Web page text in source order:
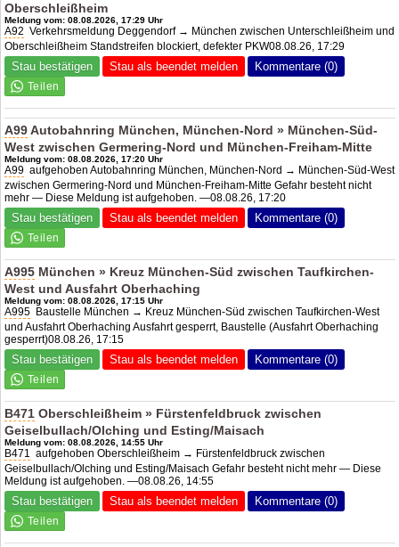
Oberschleißheim
Meldung vom: 08.08.2026, 17:29 Uhr
A92 Verkehrsmeldung Deggendorf → München zwischen Unterschleißheim und
Oberschleißheim Standstreifen blockiert, defekter PKW08.08.26, 17:29
Stau bestätigen Stau als beendet melden Kommentare (0)
A99Autobahnring München, München-Nord » München-Süd-
West zwischen Germering-Nord und München-Freiham-Mitte
Meldung vom: 08.08.2026, 17:20 Uhr
A99 aufgehoben Autobahnring München, München-Nord → München-Süd-West
zwischen Germering-Nord und München-Freiham-Mitte Gefahr besteht nicht
mehr — Diese Meldung ist aufgehoben. —08.08.26, 17:20
Stau bestätigen Stau als beendet melden Kommentare (0)
A995 München » Kreuz München-Süd zwischen Taufkirchen-
West und Ausfahrt Oberhaching
Meldung vom: 08.08.2026, 17:15 Uhr
A995 Baustelle München → Kreuz München-Süd zwischen Taufkirchen-West
und Ausfahrt Oberhaching Ausfahrt gesperrt, Baustelle (Ausfahrt Oberhaching
gesperrt)08.08.26, 17:15
Stau bestätigen Stau als beendet melden Kommentare (0)
B471 Oberschleißheim » Fürstenfeldbruck zwischen
Geiselbullach/Olching und Esting/Maisach
Meldung vom: 08.08.2026, 14:55 Uhr
B471 aufgehoben Oberschleißheim → Fürstenfeldbruck zwischen
Geiselbullach/Olching und Esting/Maisach Gefahr besteht nicht mehr — Diese
Meldung ist aufgehoben. —08.08.26, 14:55
Stau bestätigen Stau als beendet melden Kommentare (0)